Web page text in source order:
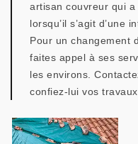
artisan couvreur qui
lorsqu’il s’agit d’une
Pour un changement
faites appel à ses
les environs.
confiez-lui vos travaux.